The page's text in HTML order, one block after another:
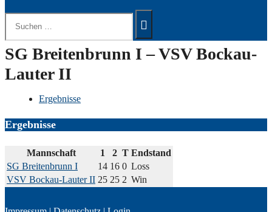
Suchen
nach:
SG Breitenbrunn I – VSV Bockau-
Lauter II
Ergebnisse
Ergebnisse
Mannschaft 1 2 T Endstand
SG Breitenbrunn I
14 16 0 Loss
VSV Bockau-Lauter II 25 25 2 Win